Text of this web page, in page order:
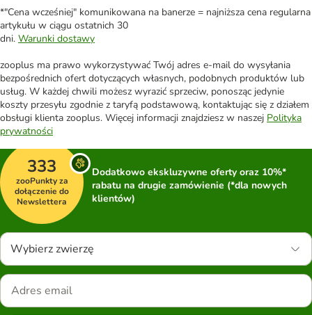
*"Cena wcześniej" komunikowana na banerze = najniższa cena regularna
artykułu w ciągu ostatnich 30
dni. Warunki dostawy
zooplus ma prawo wykorzystywać Twój adres e-mail do wysyłania
bezpośrednich ofert dotyczących własnych, podobnych produktów lub
usług. W każdej chwili możesz wyrazić sprzeciw, ponosząc jedynie
koszty przesyłu zgodnie z taryfą podstawową, kontaktując się z działem
obsługi klienta zooplus. Więcej informacji znajdziesz w naszej Polityka
prywatności
333
zooPunkty za
dołączenie do
Newslettera
Dodatkowo ekskluzywne oferty oraz 10%*
rabatu na drugie zamówienie (*dla nowych
klientów)
Wybierz zwierzę